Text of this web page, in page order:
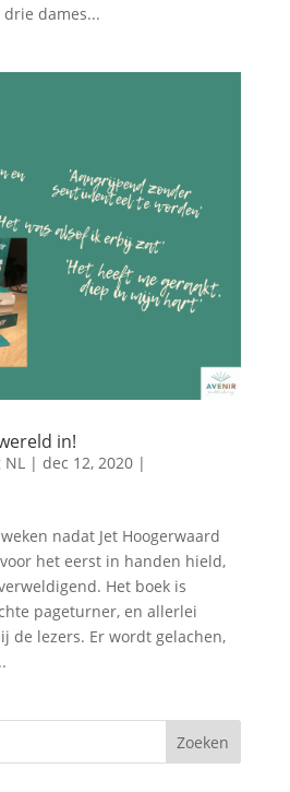
dames...
in!
NL| dec 12, 2020|
nadat Jet Hoogerwaard
het eerst in handen hield,
Het boek is
pageturner, en allerlei
de lezers. Er wordt gelachen,